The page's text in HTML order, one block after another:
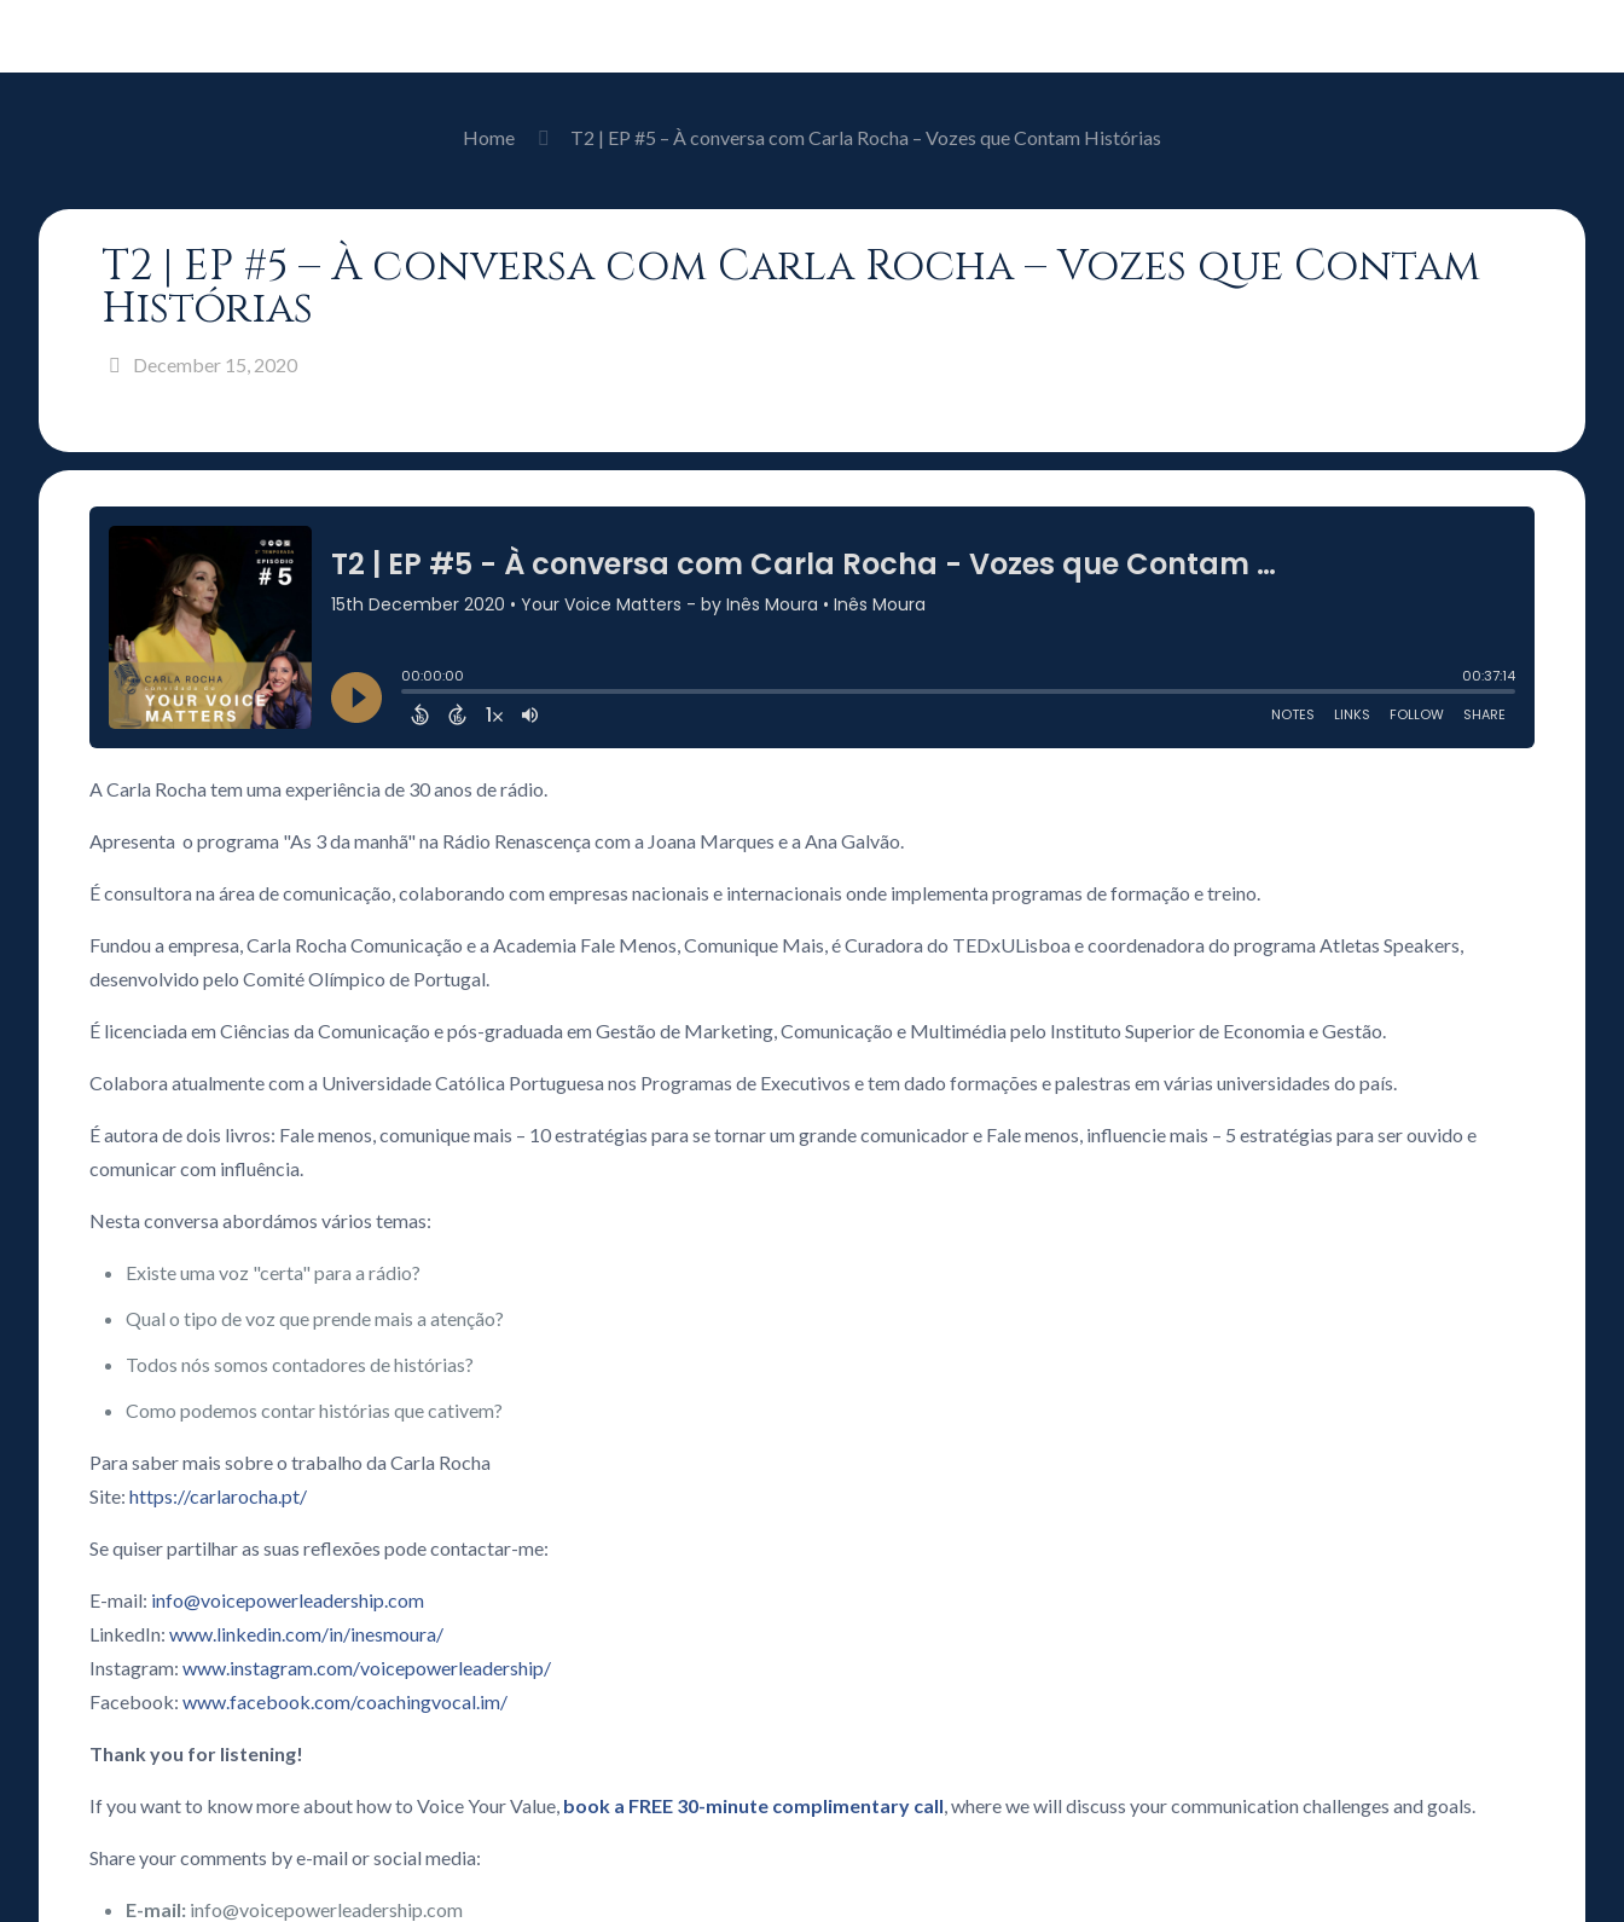
Home T2 | EP #5 – À conversa com Carla Rocha – Vozes que Contam Histórias
T2 | EP #5 – À conversa com Carla Rocha – Vozes que Contam
Histórias
December 15, 2020
A Carla Rocha tem uma experiência de 30 anos de rádio.
Apresenta o programa "As 3 da manhã" na Rádio Renascença com a Joana Marques e a Ana Galvão.
É consultora na área de comunicação, colaborando com empresas nacionais e internacionais onde implementa programas de formação e treino.
Fundou a empresa, Carla Rocha Comunicação e a Academia Fale Menos, Comunique Mais, é Curadora do TEDxULisboa e coordenadora do programa Atletas Speakers,
desenvolvido pelo Comité Olímpico de Portugal.
É licenciada em Ciências da Comunicação e pós-graduada em Gestão de Marketing, Comunicação e Multimédia pelo Instituto Superior de Economia e Gestão.
Colabora atualmente com a Universidade Católica Portuguesa nos Programas de Executivos e tem dado formações e palestras em várias universidades do país.
É autora de dois livros: Fale menos, comunique mais – 10 estratégias para se tornar um grande comunicador e Fale menos, influencie mais – 5 estratégias para ser ouvido e
comunicar com influência.
Nesta conversa abordámos vários temas:
Existe uma voz "certa" para a rádio?
Qual o tipo de voz que prende mais a atenção?
Todos nós somos contadores de histórias?
Como podemos contar histórias que cativem?
Para saber mais sobre o trabalho da Carla Rocha
Site:https://carlarocha.pt/
Se quiser partilhar as suas reflexões pode contactar-me:
E-mail: info@voicepowerleadership.com
LinkedIn:www.linkedin.com/in/inesmoura/
Instagram:www.instagram.com/voicepowerleadership/
Facebook:www.facebook.com/coachingvocal.im/
Thank you for listening!
If you want to know more about how to Voice Your Value, book a FREE 30-minute complimentary call, where we will discuss your communication challenges and goals.
Share your comments by e-mail or social media:
E-mail: info@voicepowerleadership.com